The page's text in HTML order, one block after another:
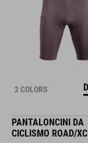
2 COLORS
PANTALONCINI DA
CICLISMO ROAD/